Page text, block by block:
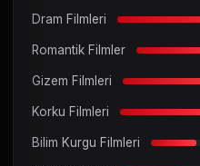
Dram Filmleri
Romantik Filmler
Gizem Filmleri
Korku Filmleri
Bilim Kurgu Filmleri